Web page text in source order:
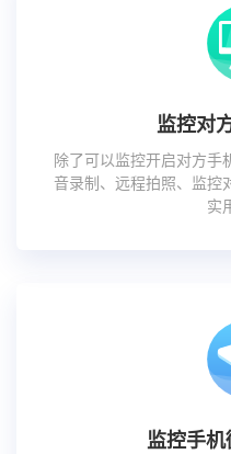
监控对
除了可以监控开启对方手
音录制、远程拍照、监控
实
监控手机